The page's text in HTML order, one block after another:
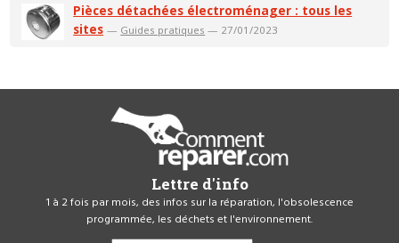
Pièces détachées électroménager : tous les
sites — Guides pratiques — 27/01/2023
Lettre d'info
1 à 2 fois par mois, des infos sur la réparation, l'obsolescence
programmée, les déchets et l'environnement.